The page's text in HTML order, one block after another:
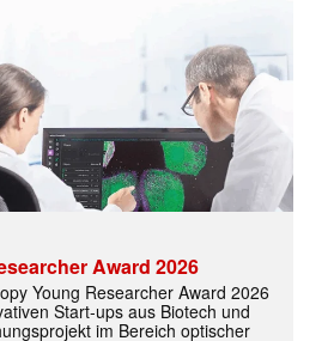
✕
Award 2026
Young Researcher Award 2026
Start-ups aus Biotech und
im Bereich optischer